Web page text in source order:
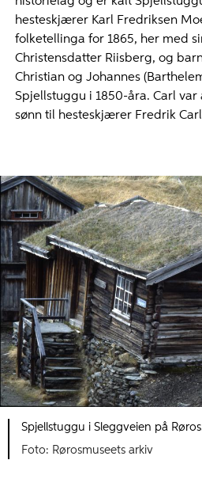
hesteskjærer Karl Fredriksen
folketellinga for 1865, her med
Christensdatter Riisberg, og
Christian og Johannes
Spjellstuggu i 1850-åra. Carl
sønn til hesteskjærer Fredrik
Spjellstuggu i Sleggveien på
Foto: Rørosmuseets arkiv